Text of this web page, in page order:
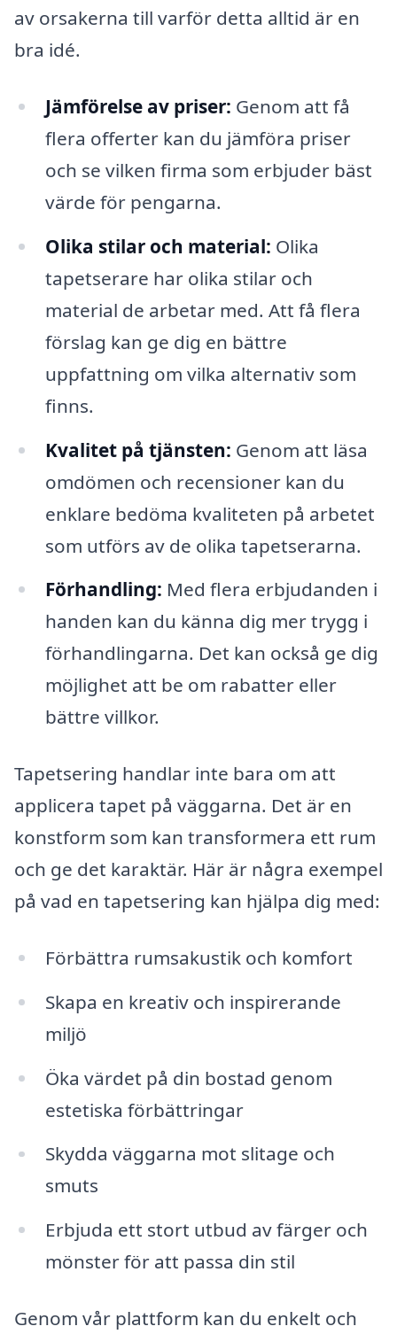
av orsakerna till varför detta alltid är en
bra idé.
Jämförelse av priser: Genom att få
flera offerter kan du jämföra priser
och se vilken firma som erbjuder bäst
värde för pengarna.
Olika stilar och material: Olika
tapetserare har olika stilar och
material de arbetar med. Att få flera
förslag kan ge dig en bättre
uppfattning om vilka alternativ som
finns.
Kvalitet på tjänsten: Genom att läsa
omdömen och recensioner kan du
enklare bedöma kvaliteten på arbetet
som utförs av de olika tapetserarna.
Förhandling: Med flera erbjudanden i
handen kan du känna dig mer trygg i
förhandlingarna. Det kan också ge dig
möjlighet att be om rabatter eller
bättre villkor.
Tapetsering handlar inte bara om att
applicera tapet på väggarna. Det är en
konstform som kan transformera ett rum
och ge det karaktär. Här är några exempel
på vad en tapetsering kan hjälpa dig med:
Förbättra rumsakustik och komfort
Skapa en kreativ och inspirerande
miljö
Öka värdet på din bostad genom
estetiska förbättringar
Skydda väggarna mot slitage och
smuts
Erbjuda ett stort utbud av färger och
mönster för att passa din stil
Genom vår plattform kan du enkelt och